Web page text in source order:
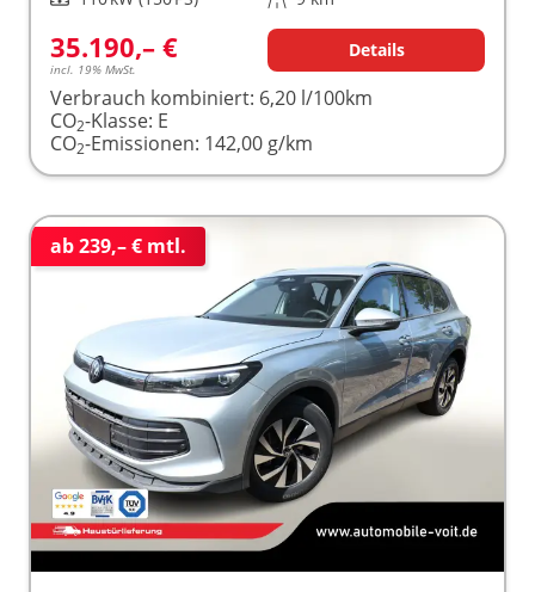
35.190,– €
incl. 19% MwSt.
Details
Verbrauch kombiniert: 6,20 l/100km
CO2-Klasse: E
CO2-Emissionen: 142,00 g/km
ab 239,– € mtl.